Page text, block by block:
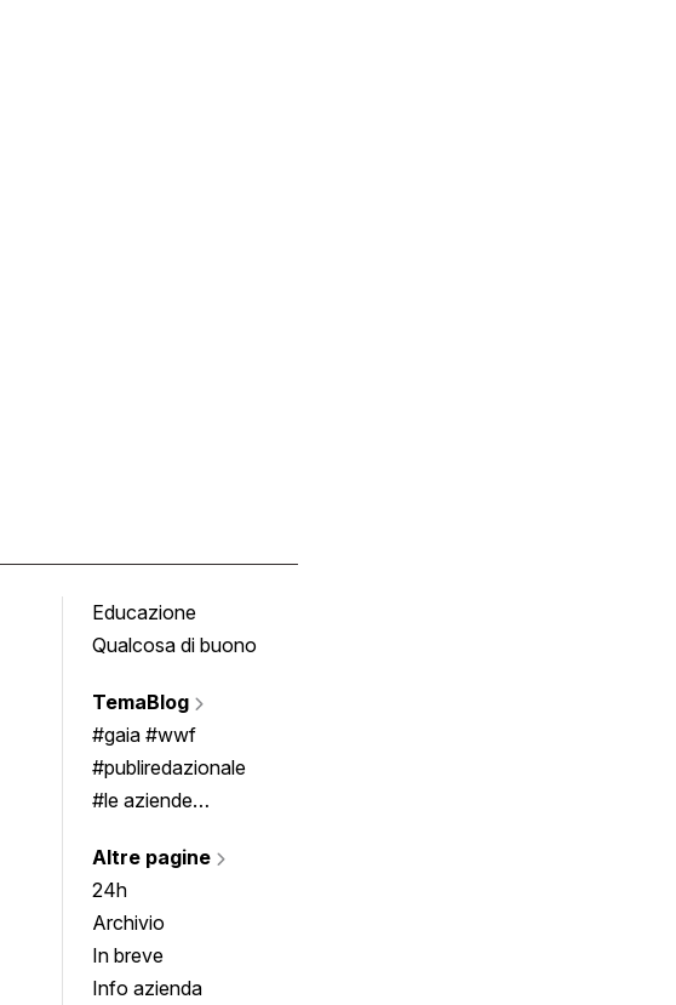
Educazione
Qualcosa di buono
TemaBlog
#gaia #wwf
#publiredazionale
#le aziende
Altre pagine
24h
Archivio
In breve
Info azienda